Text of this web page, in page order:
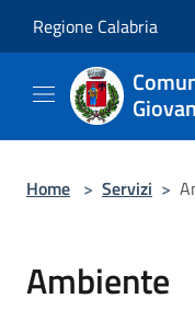
Regione Calabria
Home > Servizi >
Ambiente